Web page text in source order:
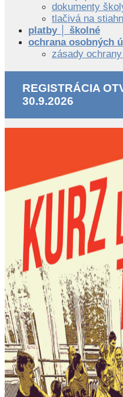
dokumenty
tlačivá na
platby │ školné
ochrana osobných
zásady
REGISTRÁCIA
30.9.2026